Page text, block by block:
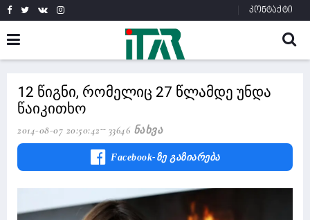
კონტაქტი
12 წიგნი, რომელიც 27 წლამდე უნდა
წაიკითხო
2014-08-07 20:50:42 33646 Ნახვა
Facebook-Ზე Გაზიარება